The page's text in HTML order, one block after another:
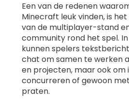
Een van de redenen
Minecraft leuk vinden, is
van de multiplayer-stand
community rond het spel.
kunnen spelers
chat om samen te werken
en projecten, maar ook om
concurreren of gewoon
praten.